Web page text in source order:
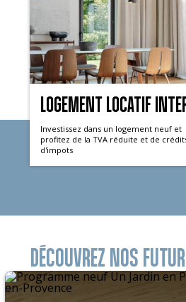
LOGEMENT LOCATIF
Investissez dans un logement neuf et
profitez de la TVA réduite et de
d'impots
DÉCOUVREZ NOS